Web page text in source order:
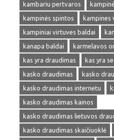
kambariu pertvaros
kampinės spintos
kampines
kampiniai virtuves baldai
kanapa baldai
karmelavos
kas yra draudimas
kas yra
kasko draudimas
kasko
kasko draudimas internetu
kasko draudimas kainos
kasko draudimas lietuvos
kasko draudimas skaičiuoklė